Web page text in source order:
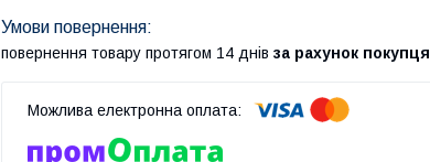
повернення товару протягом 14 днів за рахунок покупця